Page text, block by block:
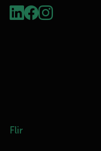
Flir